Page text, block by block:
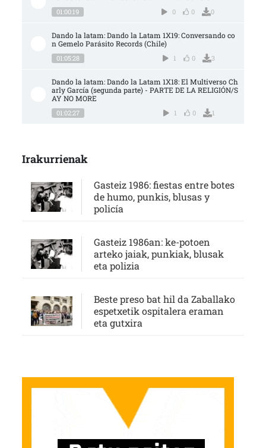
01:00:19 0 0 0
Dando la latam: Dando la Latam 1X19: Conversando co
n Gemelo Parásito Records (Chile)
01:05:28 1 0 3
Dando la latam: Dando la Latam 1X18: El Multiverso Ch
arly García (segunda parte) - PARTE DE LA RELIGIÓN/S
AY NO MORE
01:02:27 1 0 1
Irakurrienak
Gasteiz 1986: fiestas entre botes
de humo, punkis, blusas y
policía
Gasteiz 1986an: ke-potoen
arteko jaiak, punkiak, blusak
eta polizia
Beste preso bat hil da Zaballako
espetxetik ospitalera eraman
eta gutxira